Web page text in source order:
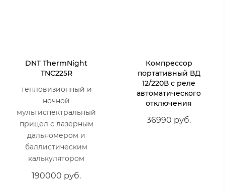
DNT ThermNight
TNC225R
тепловизионный и
ночной
мультиспектральный
прицел с лазерным
дальномером и
баллистическим
калькулятором
190000 руб.
Компрессор
портативный ВД
12/220В с реле
автоматического
отключения
36990 руб.